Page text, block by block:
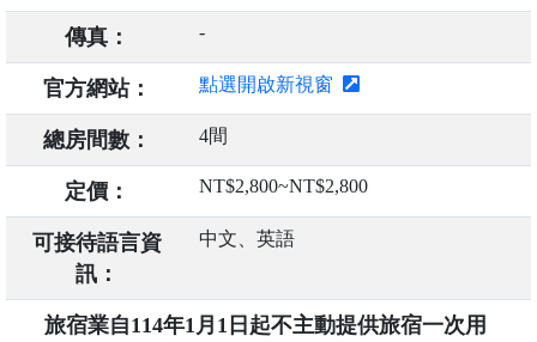
傳真： -
官方網站： 點選開啟新視窗
總房間數： 4間
定價： NT$2,800~NT$2,800
可接待語言資
訊：
中文、英語
旅宿業自114年1月1日起不主動提供旅宿一次用